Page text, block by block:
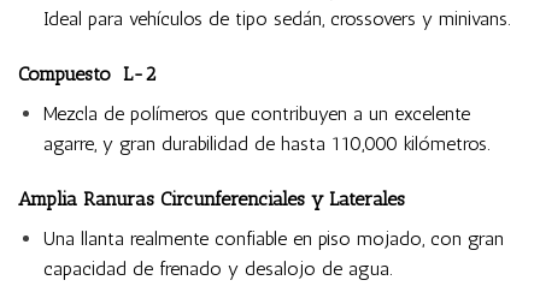
Ideal para vehículos de tipo sedán, crossovers y minivans.
Compuesto L-2
Mezcla de polímeros que contribuyen a un excelente
agarre, y gran durabilidad de hasta 110,000 kilómetros.
Amplia Ranuras Circunferenciales y Laterales
Una llanta realmente confiable en piso mojado, con gran
capacidad de frenado y desalojo de agua.